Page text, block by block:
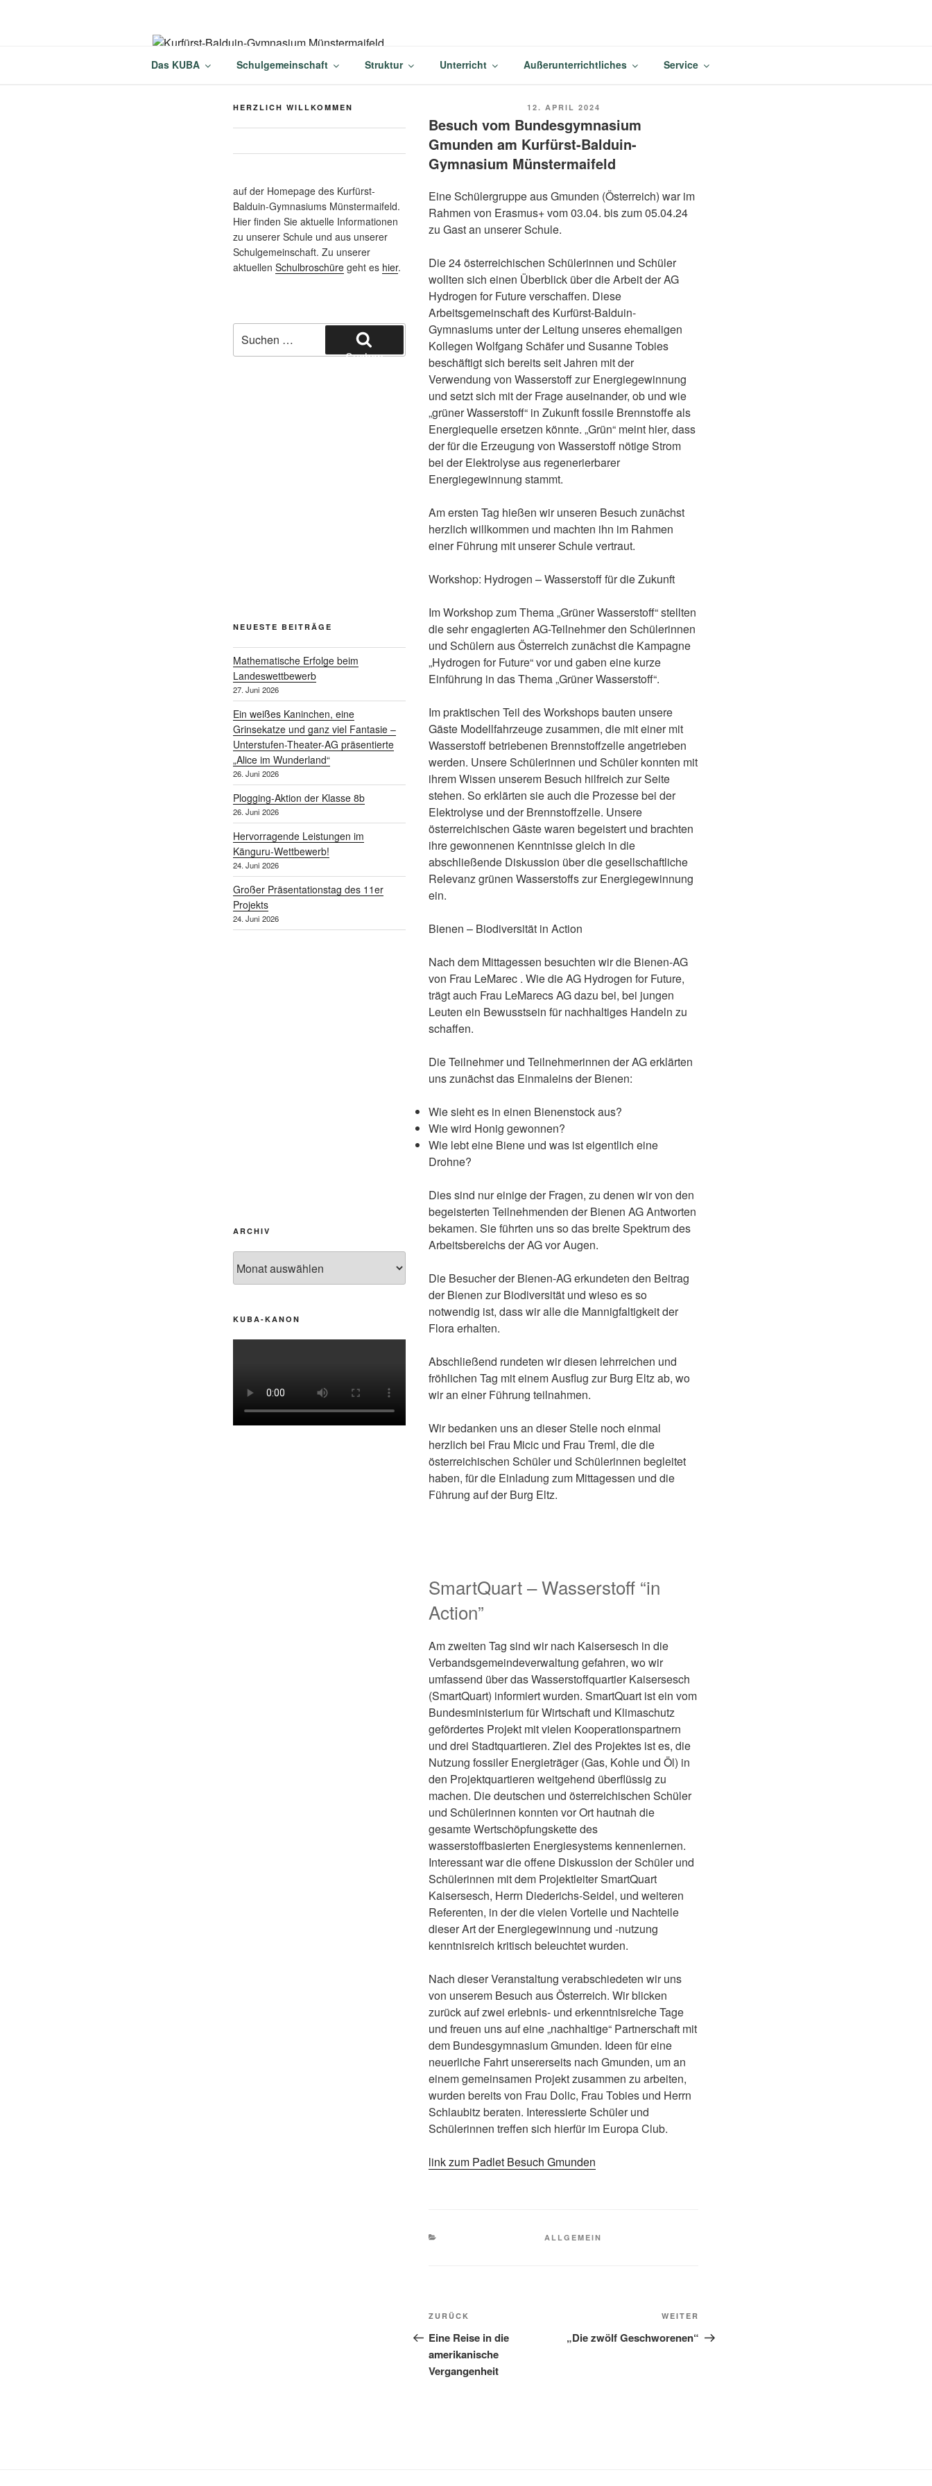
KURFÜRST-BALDUIN-GYMNASIUM
MÜNSTERMAIFELD
Das KUBA Schulgemeinschaft Struktur Unterricht Außerunterrichtliches Service
VERÖFFENTLICHT
12. APRIL 2024
Besuch vom Bundesgymnasium
Gmunden am Kurfürst-Balduin-
Gymnasium Münstermaifeld
Eine Schülergruppe aus Gmunden (Österreich) war im
Rahmen von Erasmus+ vom 03.04. bis zum 05.04.24
zu Gast an unserer Schule.
Die 24 österreichischen Schülerinnen und Schüler
wollten sich einen Überblick über die Arbeit der AG
Hydrogen for Future verschaffen. Diese
Arbeitsgemeinschaft des Kurfürst-Balduin-
Gymnasiums unter der Leitung unseres ehemaligen
Kollegen Wolfgang Schäfer und Susanne Tobies
beschäftigt sich bereits seit Jahren mit der
Verwendung von Wasserstoff zur Energiegewinnung
und setzt sich mit der Frage auseinander, ob und wie
„grüner Wasserstoff“ in Zukunft fossile Brennstoffe als
Energiequelle ersetzen könnte. „Grün“ meint hier, dass
der für die Erzeugung von Wasserstoff nötige Strom
bei der Elektrolyse aus regenerierbarer
Energiegewinnung stammt.
Am ersten Tag hießen wir unseren Besuch zunächst
herzlich willkommen und machten ihn im Rahmen
einer Führung mit unserer Schule vertraut.
Workshop: Hydrogen – Wasserstoff für die Zukunft
Im Workshop zum Thema „Grüner Wasserstoff“ stellten
die sehr engagierten AG-Teilnehmer den Schülerinnen
und Schülern aus Österreich zunächst die Kampagne
„Hydrogen for Future“ vor und gaben eine kurze
Einführung in das Thema „Grüner Wasserstoff“.
Im praktischen Teil des Workshops bauten unsere
Gäste Modellfahrzeuge zusammen, die mit einer mit
Wasserstoff betriebenen Brennstoffzelle angetrieben
werden. Unsere Schülerinnen und Schüler konnten mit
ihrem Wissen unserem Besuch hilfreich zur Seite
stehen. So erklärten sie auch die Prozesse bei der
Elektrolyse und der Brennstoffzelle. Unsere
österreichischen Gäste waren begeistert und brachten
ihre gewonnenen Kenntnisse gleich in die
abschließende Diskussion über die gesellschaftliche
Relevanz grünen Wasserstoffs zur Energiegewinnung
ein.
Bienen – Biodiversität in Action
Nach dem Mittagessen besuchten wir die Bienen-AG
von Frau LeMarec . Wie die AG Hydrogen for Future,
trägt auch Frau LeMarecs AG dazu bei, bei jungen
Leuten ein Bewusstsein für nachhaltiges Handeln zu
schaffen.
Die Teilnehmer und Teilnehmerinnen der AG erklärten
uns zunächst das Einmaleins der Bienen:
Wie sieht es in einen Bienenstock aus?
Wie wird Honig gewonnen?
Wie lebt eine Biene und was ist eigentlich eine
Drohne?
Dies sind nur einige der Fragen, zu denen wir von den
begeisterten Teilnehmenden der Bienen AG Antworten
bekamen. Sie führten uns so das breite Spektrum des
Arbeitsbereichs der AG vor Augen.
Die Besucher der Bienen-AG erkundeten den Beitrag
der Bienen zur Biodiversität und wieso es so
notwendig ist, dass wir alle die Mannigfaltigkeit der
Flora erhalten.
Abschließend rundeten wir diesen lehrreichen und
fröhlichen Tag mit einem Ausflug zur Burg Eltz ab, wo
wir an einer Führung teilnahmen.
Wir bedanken uns an dieser Stelle noch einmal
herzlich bei Frau Micic und Frau Treml, die die
österreichischen Schüler und Schülerinnen begleitet
haben, für die Einladung zum Mittagessen und die
Führung auf der Burg Eltz.
SmartQuart – Wasserstoff “in
Action”
Am zweiten Tag sind wir nach Kaisersesch in die
Verbandsgemeindeverwaltung gefahren, wo wir
umfassend über das Wasserstoffquartier Kaisersesch
(SmartQuart) informiert wurden. SmartQuart ist ein vom
Bundesministerium für Wirtschaft und Klimaschutz
gefördertes Projekt mit vielen Kooperationspartnern
und drei Stadtquartieren. Ziel des Projektes ist es, die
Nutzung fossiler Energieträger (Gas, Kohle und Öl) in
den Projektquartieren weitgehend überflüssig zu
machen. Die deutschen und österreichischen Schüler
und Schülerinnen konnten vor Ort hautnah die
gesamte Wertschöpfungskette des
wasserstoffbasierten Energiesystems kennenlernen.
Interessant war die offene Diskussion der Schüler und
Schülerinnen mit dem Projektleiter SmartQuart
Kaisersesch, Herrn Diederichs-Seidel, und weiteren
Referenten, in der die vielen Vorteile und Nachteile
dieser Art der Energiegewinnung und -nutzung
kenntnisreich kritisch beleuchtet wurden.
Nach dieser Veranstaltung verabschiedeten wir uns
von unserem Besuch aus Österreich. Wir blicken
zurück auf zwei erlebnis- und erkenntnisreiche Tage
und freuen uns auf eine „nachhaltige“ Partnerschaft mit
dem Bundesgymnasium Gmunden. Ideen für eine
neuerliche Fahrt unsererseits nach Gmunden, um an
einem gemeinsamen Projekt zusammen zu arbeiten,
wurden bereits von Frau Dolic, Frau Tobies und Herrn
Schlaubitz beraten. Interessierte Schüler und
Schülerinnen treffen sich hierfür im Europa Club.
link zum Padlet Besuch Gmunden
KATEGORIEN
ALLGEMEIN
Beitragsnavigation
Vorheriger
Beitrag
ZURÜCK
Eine Reise in die
amerikanische
Vergangenheit
Beitrag
WEITER
„Die zwölf Geschworenen“
HERZLICH WILLKOMMEN
auf der Homepage des Kurfürst-
Balduin-Gymnasiums Münstermaifeld.
Hier finden Sie aktuelle Informationen
zu unserer Schule und aus unserer
Schulgemeinschaft. Zu unserer
aktuellen Schulbroschüre geht es hier.
nach:
Suchen
NEUESTE BEITRÄGE
Mathematische Erfolge beim
Landeswettbewerb
27. Juni 2026
Ein weißes Kaninchen, eine
Grinsekatze und ganz viel Fantasie –
Unterstufen-Theater-AG präsentierte
„Alice im Wunderland“
26. Juni 2026
Plogging-Aktion der Klasse 8b
26. Juni 2026
Hervorragende Leistungen im
Känguru-Wettbewerb!
24. Juni 2026
Großer Präsentationstag des 11er
Projekts
24. Juni 2026
ARCHIV
KUBA-KANON